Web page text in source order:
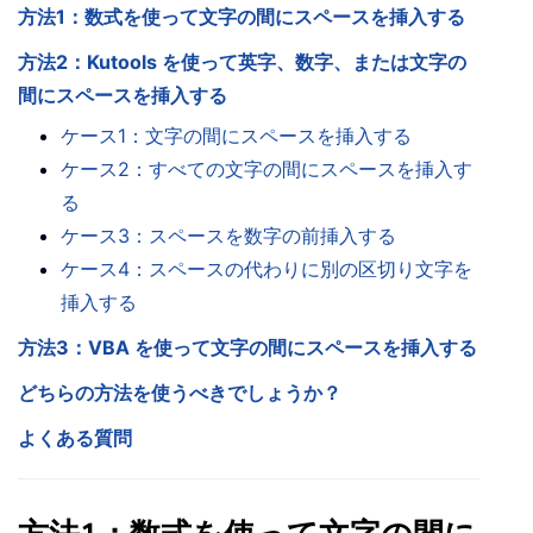
方法1：数式を使って文字の間にスペースを挿入する
方法2：Kutools を使って英字、数字、または文字の
間にスペースを挿入する
ケース1：文字の間にスペースを挿入する
ケース2：すべての文字の間にスペースを挿入す
る
ケース3：スペースを数字の前挿入する
ケース4：スペースの代わりに別の区切り文字を
挿入する
方法3：VBA を使って文字の間にスペースを挿入する
どちらの方法を使うべきでしょうか？
よくある質問